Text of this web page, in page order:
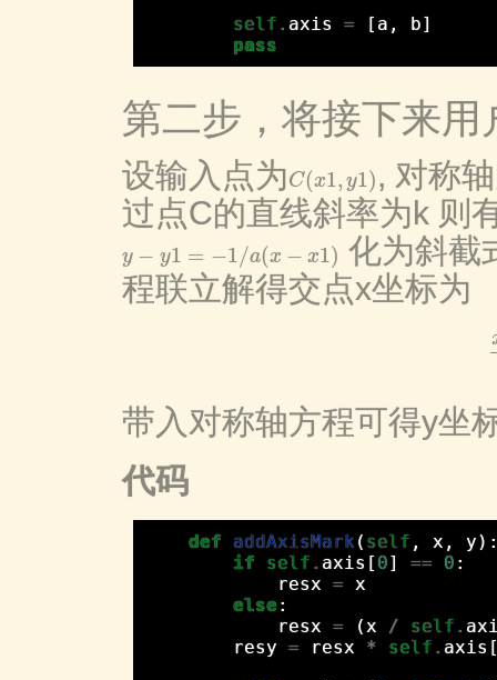
self . axis = [ a , b]
pass
第二步，将接下来
设输入点为C(x1, y1)
C(x1,y1)
, 对称
过点C的直线斜率为k 则
y − y1 = −1/a(x − x1)
y−y1 =−1/a x−x1)
化为斜截
程联立解得交点x坐标为
带入对称轴方程可得y坐
代码
def addAxisMark( self , x , y
if
self . axis [ 0] == 0 :
resx = x
else :
resx = (x / self .
resy = resx * self . axis